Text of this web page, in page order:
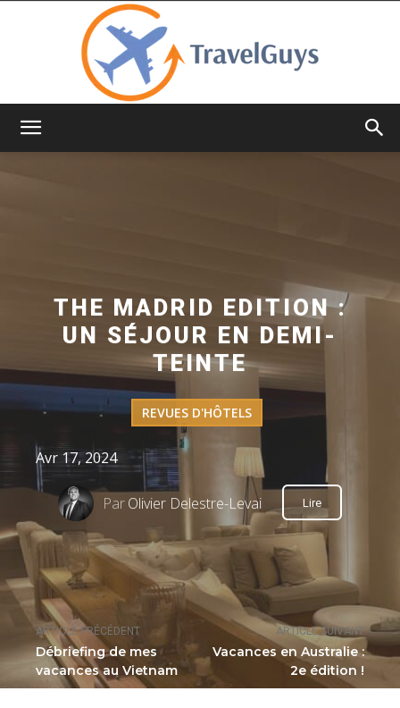
ARTICLE PRÉCÉDENT
Débriefing de mes
vacances au Vietnam
ARTICLE SUIVANT
Vacances en Australie :
2e édition !
THE MADRID EDITION :
UN SÉJOUR EN DEMI-
TEINTE
REVUES D'HÔTELS
Avr 17, 2024
ParOlivier Delestre-Levai Lire